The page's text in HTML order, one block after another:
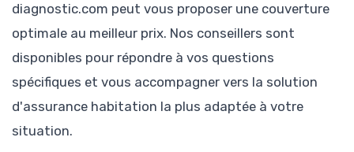
diagnostic.com peut vous proposer une couverture
optimale au meilleur prix. Nos conseillers sont
disponibles pour répondre à vos questions
spécifiques et vous accompagner vers la solution
d'assurance habitation la plus adaptée à votre
situation.